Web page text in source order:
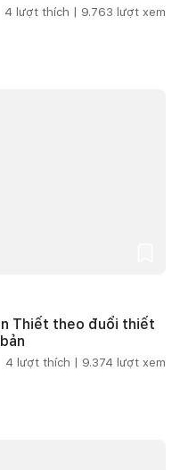
4 lượt thích | 9.763 lượt xem
Thiết theo đuổi thiết
4 lượt thích | 9.374 lượt xem